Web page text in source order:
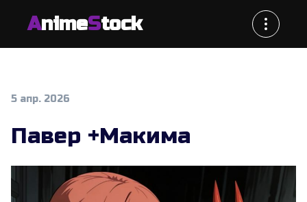
AnimeStock
5 апр. 2026
Павер +Макима